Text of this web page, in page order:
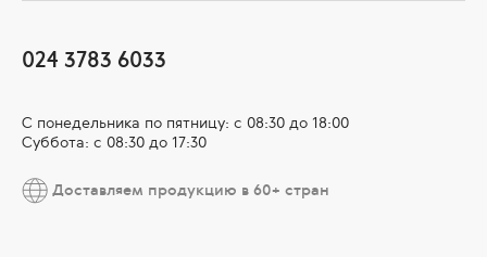
024 3783 6033
С понедельника по пятницу: с 08:30 до 18:00
Суббота: с 08:30 до 17:30
Доставляем продукцию в 60+ стран